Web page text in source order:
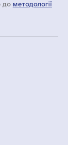
до методології